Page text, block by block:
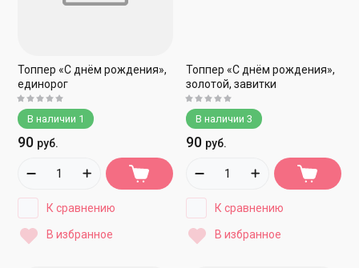
Топпер «С днём рождения»,
единорог
В наличии 1
90 руб.
К сравнению
В избранное
Топпер «С днём рождения»,
золотой, завитки
В наличии 3
90 руб.
К сравнению
В избранное